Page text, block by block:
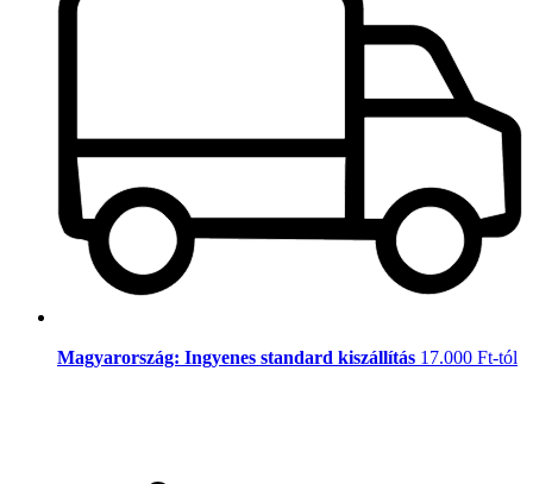
Magyarország: Ingyenes standard kiszállítás 17.000 Ft-tól